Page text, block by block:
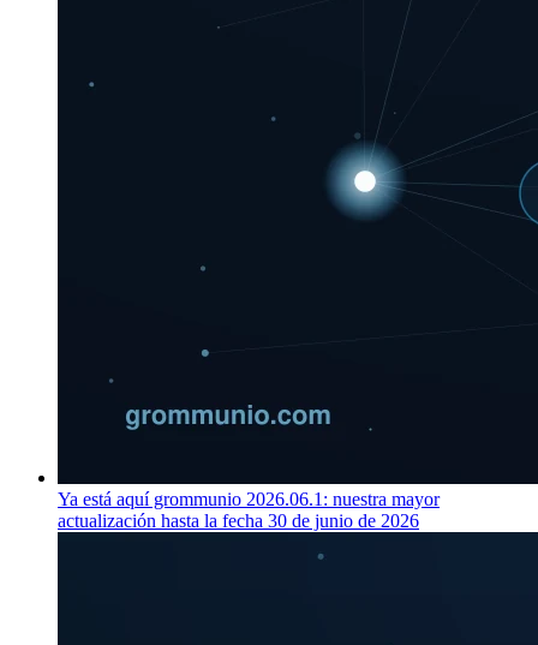
Ya está aquí grommunio 2026.06.1: nuestra mayor
actualización hasta la fecha 30 de junio de 2026